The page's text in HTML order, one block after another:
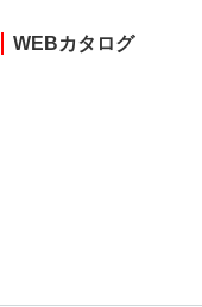
WEBカタログ